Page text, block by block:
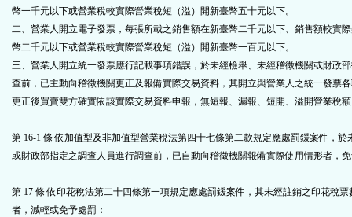
幣一千元以下或營業稅較實際營業稅短（溢）開新臺幣五十元以下。
二、營業人開立電子發票，每張所載之銷售額在新臺幣二千元以下、銷售額較實
幣二千元以下或營業稅較實際營業稅短（溢）開新臺幣一百元以下。
三、營業人開立統一發票應行記載事項錯誤，於未經檢舉、未經稽徵機關或財政
查前，已主動向稽徵機關更正及報備實際交易資料，其開立與營業人之統一發票
更正後買賣雙方確實依該實際交易資料申報，無短報、漏報、短開、溢開營業稅
第 16-1 條依加值型及非加值型營業稅法第四十七條第二款規定應處罰鍰案件，於
或財政部指定之調查人員進行調查前，已自動向稽徵機關報備實際使用情形者，
第 17 條 依印花稅法第二十四條第一項規定應處罰鍰案件，其未經註銷之印花稅
者，減輕或免予處罰：